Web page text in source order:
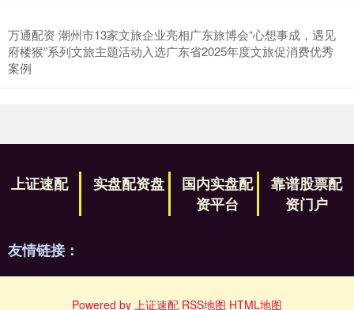
万通配资 潮州市13家文旅企业亮相广东旅博会“心想事成，遇见
府楼猴”系列文旅主题活动入选广东省2025年度文旅促消费优秀
案例
上证速配 实盘配资盘
国内实盘配
资平台
靠谱股票配
资门户
友情链接：
Powered by 上证速配 RSS地图 HTML地图